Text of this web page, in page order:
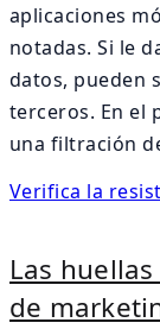
aplicaciones
notadas. Si le
datos, pueden
terceros. En el
una filtración
Verifica la
Las
de